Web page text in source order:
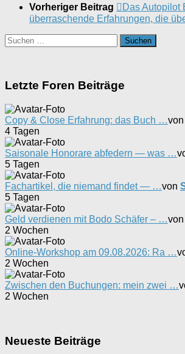
Vorheriger Beitrag
Das Autopilot
überraschende Erfahrungen, die
Suchen
nach:
Letzte Foren Beiträge
Copy & Close Erfahrung: das Buch …von
4 Tagen
Saisonale Honorare abfedern — was …
5 Tagen
Fachartikel, die niemand findet — …von
5 Tagen
Geld verdienen mit Bodo Schäfer – …von
2 Wochen
Online-Workshop am 09.08.2026: Ra …
2 Wochen
Zwischen den Buchungen: mein zwei …
2 Wochen
Neueste Beiträge